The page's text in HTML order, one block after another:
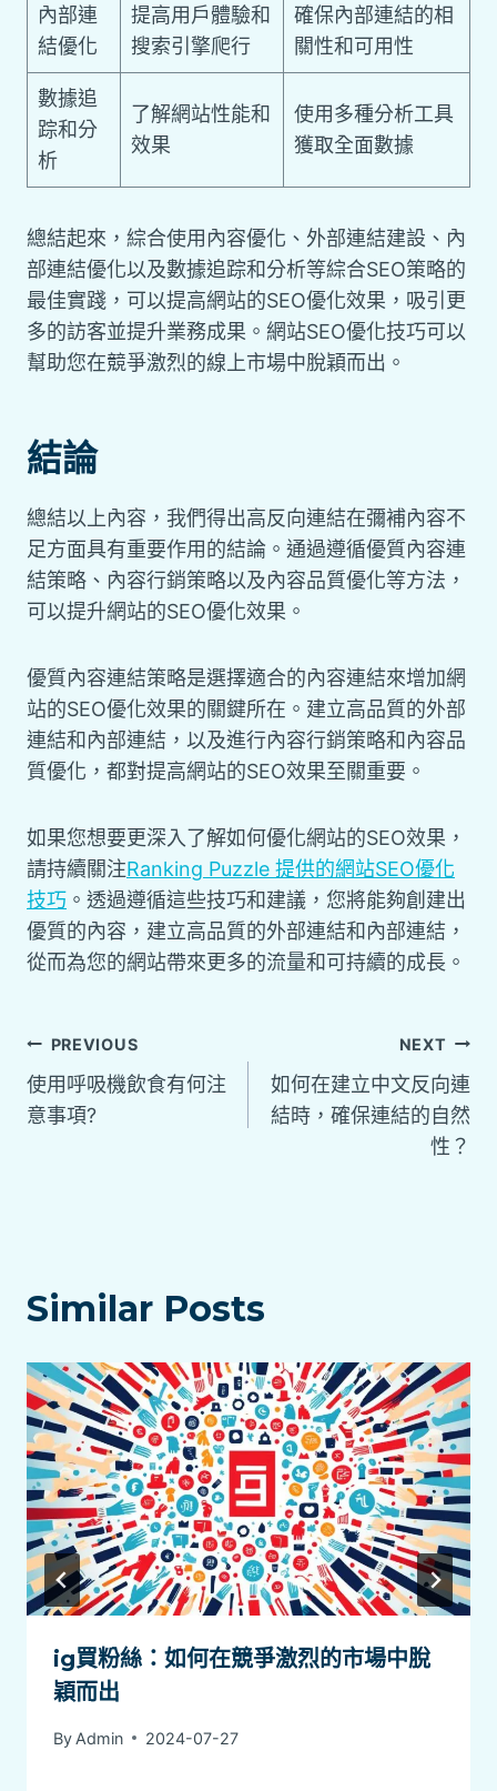
內部連
結優化
提高用戶體驗和
搜索引擎爬行
確保內部連結的相
關性和可用性
數據追
踪和分
析
了解網站性能和
效果
使用多種分析工具
獲取全面數據
總結起來，綜合使用內容優化、外部連結建設、內
部連結優化以及數據追踪和分析等綜合SEO策略的
最佳實踐，可以提高網站的SEO優化效果，吸引更
多的訪客並提升業務成果。網站SEO優化技巧可以
幫助您在競爭激烈的線上市場中脫穎而出。
結論
總結以上內容，我們得出高反向連結在彌補內容不
足方面具有重要作用的結論。通過遵循優質內容連
結策略、內容行銷策略以及內容品質優化等方法，
可以提升網站的SEO優化效果。
優質內容連結策略是選擇適合的內容連結來增加網
站的SEO優化效果的關鍵所在。建立高品質的外部
連結和內部連結，以及進行內容行銷策略和內容品
質優化，都對提高網站的SEO效果至關重要。
如果您想要更深入了解如何優化網站的SEO效果，
請持續關注Ranking Puzzle 提供的網站SEO優化
技巧 。透過遵循這些技巧和建議，您將能夠創建出
優質的內容，建立高品質的外部連結和內部連結，
從而為您的網站帶來更多的流量和可持續的成長。
PREVIOUS
使用呼吸機飲食有何注
意事項?
NEXT
如何在建立中文反向連
結時，確保連結的自然
性？
Similar Posts
ig買粉絲：如何在競爭激烈的市場中脫
穎而出
By Admin 2024-07-27